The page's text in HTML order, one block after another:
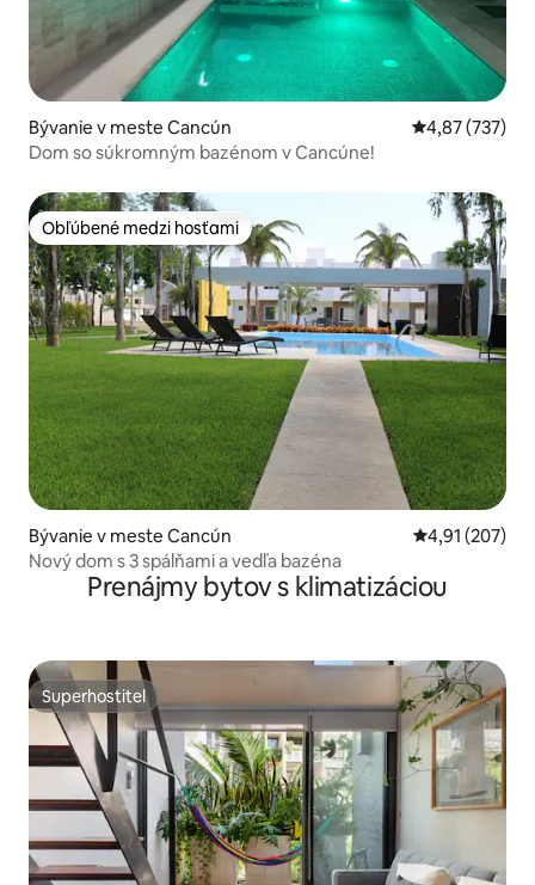
Bývanie v meste Cancún Priemerné
4,87 (737)
Dom so súkromným bazénom v Cancúne!
Obľúbené medzi hosťami
Obľúbené medzi hosťami
Bývanie v meste Cancún Priemerné
4,91 (207)
Nový dom s 3 spálňami a vedľa bazéna
Prenájmy bytov s klimatizáciou
Superhostiteľ
Superhostiteľ